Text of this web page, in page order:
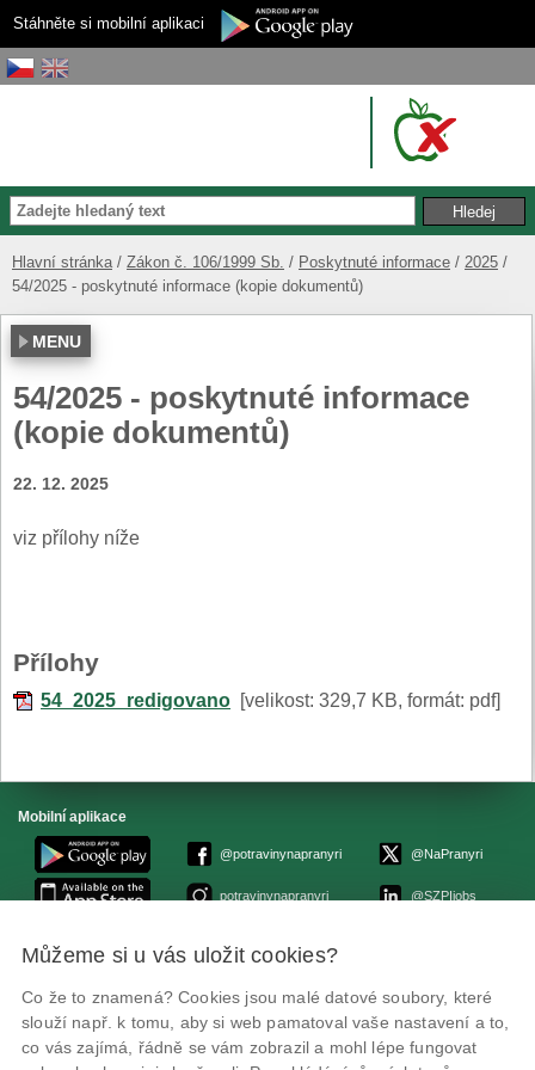
Stáhněte si mobilní aplikaci
Hlavní stránka Zákon č. 106/1999 Sb. Poskytnuté informace
2025
54/2025 - poskytnuté informace (kopie dokumentů)
MENU
54/2025 - poskytnuté informace
(kopie dokumentů)
22. 12. 2025
viz přílohy níže
Přílohy
54_2025_redigovano [velikost: 329,7 KB, formát: pdf]
Mobilní aplikace
@potravinynapranyri
potravinynapranyri
@NaPranyri
@SZPIjobs
© Státní zemědělská a potravinářská inspekce 2026.
ID datové schránky: avraiqg
IČO: 75014149, DIČ: CZ75014149
Prohlášení o přístupnosti|Zásady ochrany soukromí
Můžeme si u vás uložit cookies?
Co že to znamená? Cookies jsou malé datové soubory, které
slouží např. k tomu, aby si web pamatoval vaše nastavení a to,
co vás zajímá, řádně se vám zobrazil a mohl lépe fungovat